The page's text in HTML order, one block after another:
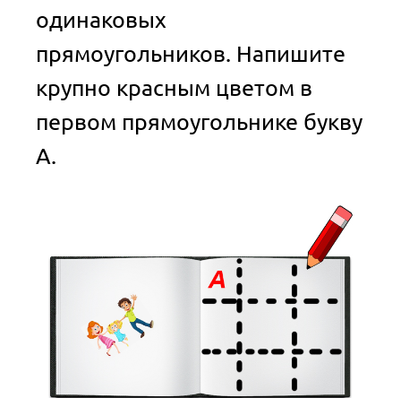
одинаковых
прямоугольников. Напишите
крупно красным цветом в
первом прямоугольнике букву
А.